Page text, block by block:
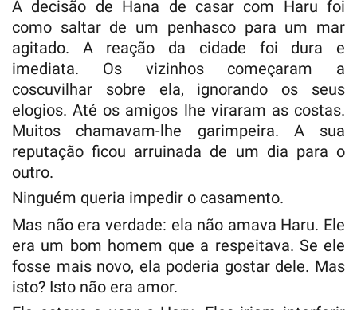
A decisão de Hana de casar com Haru foi
como saltar de um penhasco para um mar
agitado. A reação da cidade foi dura e
imediata. Os vizinhos começaram a
coscuvilhar sobre ela, ignorando os seus
elogios. Até os amigos lhe viraram as costas.
Muitos chamavam-lhe garimpeira. A sua
reputação ficou arruinada de um dia para o
outro.
Ninguém queria impedir o casamento.
Mas não era verdade: ela não amava Haru. Ele
era um bom homem que a respeitava. Se ele
fosse mais novo, ela poderia gostar dele. Mas
isto? Isto não era amor.